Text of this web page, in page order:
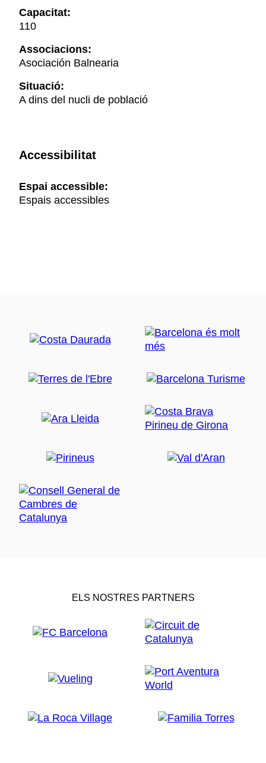
Capacitat:
110
Associacions:
Asociación Balnearia
Situació:
A dins del nucli de població
Accessibilitat
Espai accessible:
Espais accessibles
ELS NOSTRES PARTNERS